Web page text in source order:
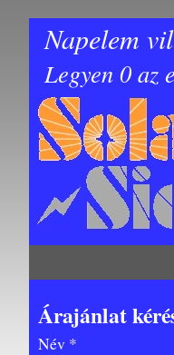
Napelem
Legyen 0 az
Árajánlat
Név *